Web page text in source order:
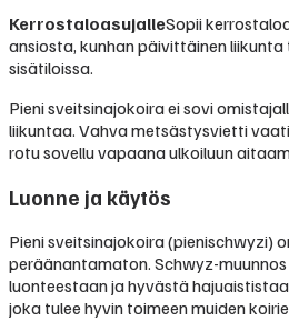
KerrostaloasujalleSopii
ansiosta, kunhan päivittäinen
sisätiloissa.
Pieni sveitsinajokoira ei sovi
liikuntaa. Vahva metsästysvietti
rotu sovellu vapaana ulkoiluun
Luonne ja käytös
Pieni sveitsinajokoira (pienischwyzi)
peräänantamaton. Schwyz-
luonteestaan ja hyvästä
joka tulee hyvin toimeen muiden